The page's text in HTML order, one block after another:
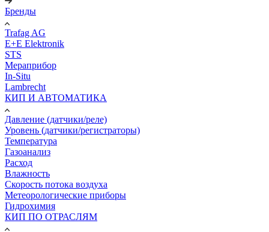
Бренды
Trafag AG
E+E Elektronik
STS
Мераприбор
In-Situ
Lambrecht
КИП И АВТОМАТИКА
Давление (датчики/реле)
Уровень (датчики/регистраторы)
Температура
Газоанализ
Расход
Влажность
Скорость потока воздуха
Метеорологические приборы
Гидрохимия
КИП ПО ОТРАСЛЯМ